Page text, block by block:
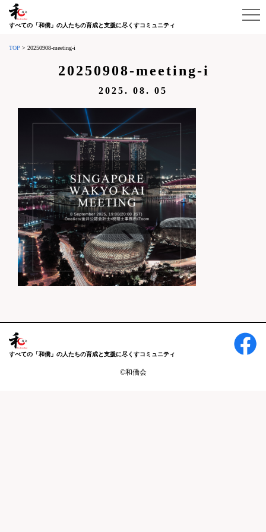
すべての「和僑」の人たちの育成と支援に尽くすコミュニティ
TOP > 20250908-meeting-i
20250908-meeting-i
2025. 08. 05
すべての「和僑」の人たちの育成と支援に尽くすコミュニティ
©和僑会